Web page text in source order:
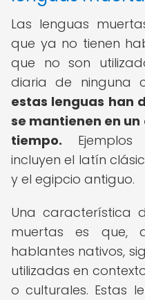
Las lenguas
que ya no tienen
que no son
diaria de ninguna
estas lenguas han
se mantienen en
tiempo.
incluyen el latín
y el egipcio antiguo.
Una característica
muertas es
hablantes nativos,
utilizadas en
o culturales. Estas